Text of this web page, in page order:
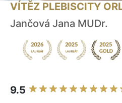
VÍTĚZ PLEBISCITY
Jančová Jana MUDr.
9.5